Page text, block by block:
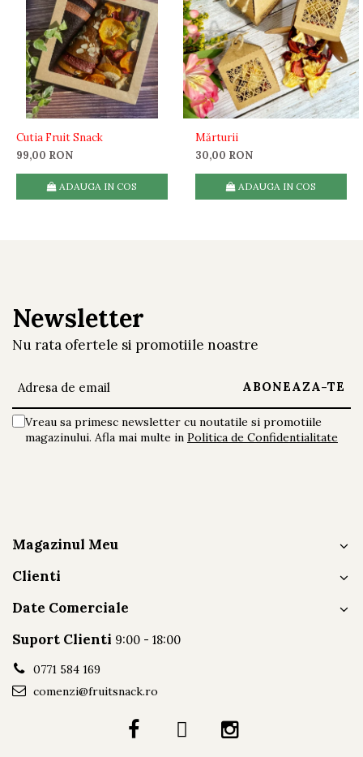
Cutia Fruit Snack
99,00 RON
ADAUGA IN COS
Mărturii
30,00 RON
ADAUGA IN COS
Newsletter
Nu rata ofertele si promotiile noastre
Vreau sa primesc newsletter cu noutatile si promotiile
magazinului. Afla mai multe in Politica de Confidentialitate
Magazinul Meu
Clienti
Date Comerciale
Suport Clienti 9:00 - 18:00
0771 584 169
comenzi@fruitsnack.ro